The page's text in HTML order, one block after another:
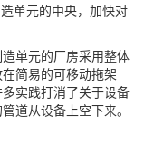
单元的中央，加快对
单元的厂房采用整体
简易的可移动拖架
实践打消了关于设备
道从设备上空下来。